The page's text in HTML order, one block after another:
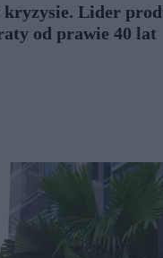
kryzysie. Lider
od prawie 40 lat